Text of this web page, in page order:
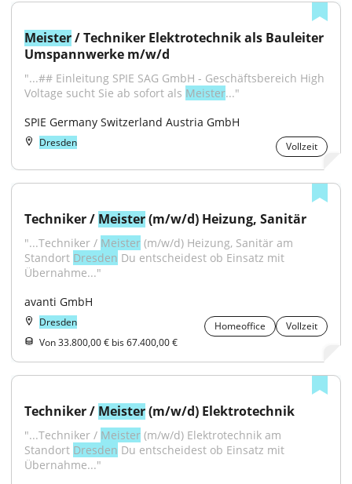
Meister / Techniker Elektrotechnik als Bauleiter
Umspannwerke m/w/d
"...## Einleitung SPIE SAG GmbH - Geschäftsbereich High
Voltage sucht Sie ab sofort als Meister..."
SPIE Germany Switzerland Austria GmbH
Dresden Vollzeit
Techniker / Meister (m/w/d) Heizung, Sanitär
"...Techniker / Meister (m/w/d) Heizung, Sanitär am
Standort Dresden Du entscheidest ob Einsatz mit
Übernahme..."
avanti GmbH
Dresden Homeoffice
Vollzeit
Von 33.800,00 € bis 67.400,00 €
Techniker / Meister (m/w/d) Elektrotechnik
"...Techniker / Meister (m/w/d) Elektrotechnik am
Standort Dresden Du entscheidest ob Einsatz mit
Übernahme..."